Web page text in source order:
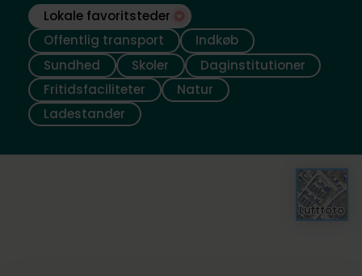
Lokale favoritsteder
Offentlig transport
Indkøb
Sundhed
Skoler
Daginstitutioner
Fritidsfaciliteter
Natur
Ladestander
Luftfoto